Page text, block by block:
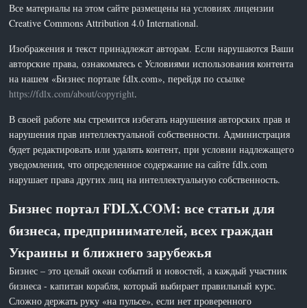
Все материалы на этом сайте размещены на условиях лицензии
Creative Commons Attribution 4.0 International.
Изображения и текст принадлежат авторам. Если нарушаются Ваши
авторские права, ознакомьтесь с Условиями использования контента
на нашем «Бизнес портале fdlx.com», перейдя по ссылке
https://fdlx.com/about/copyright.
В своей работе мы стремится избегать нарушения авторских прав и
нарушения прав интеллектуальной собственности. Администрация
будет редактировать или удалять контент, при условии надлежащего
уведомления, что определенное содержание на сайте fdlx.com
нарушает права других лиц на интеллектуальную собственность.
Бизнес портал FDLX.COM: все статьи для
бизнеса, предпринимателей, всех граждан
Украины и ближнего зарубежья
Бизнес – это целый океан событий и новостей, а каждый участник
бизнеса - капитан корабля, который выбирает правильный курс.
Сложно держать руку «на пульсе», если нет проверенного